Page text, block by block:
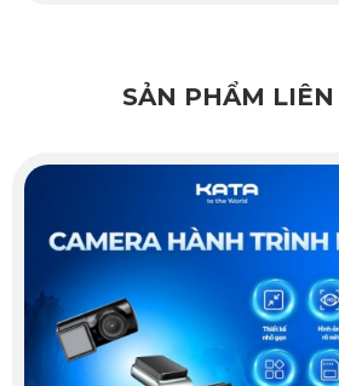
Ống kính rõ nét và sinh động:
SẢN PHẨM